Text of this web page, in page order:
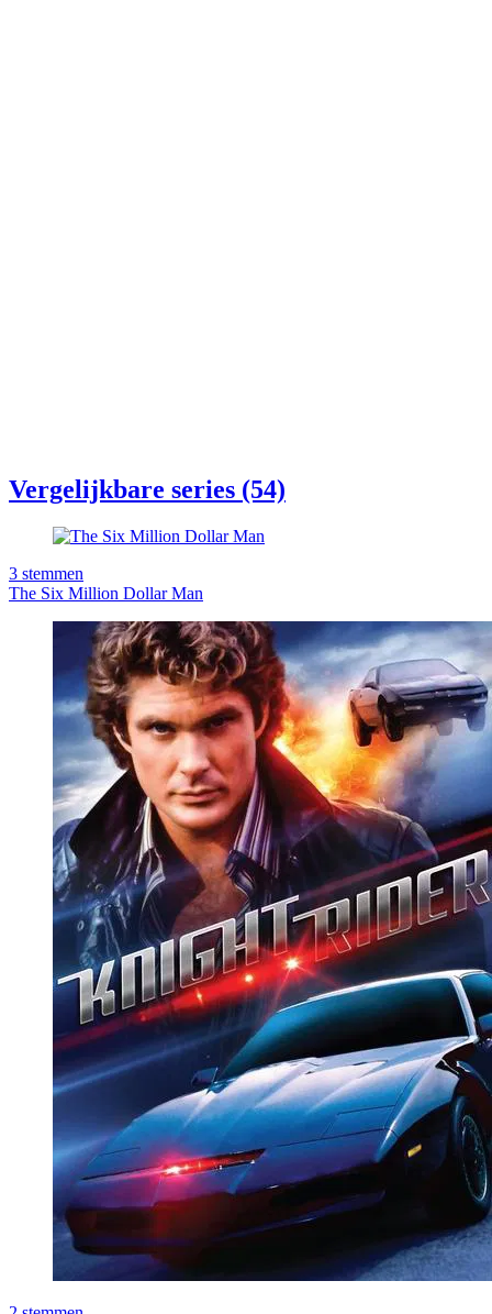
Vergelijkbare series (54)
3 stemmen
The Six Million Dollar Man